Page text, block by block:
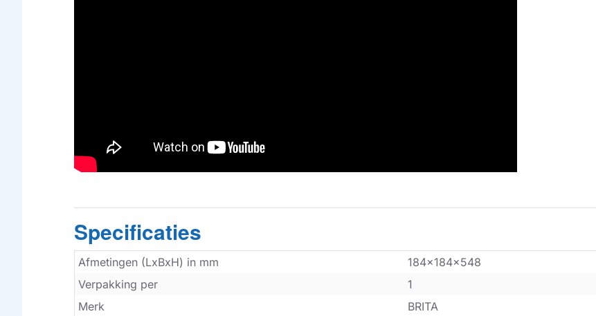
Specificaties
Afmetingen (LxBxH) in mm
184x184x548
Verpakking per
1
Merk
BRITA